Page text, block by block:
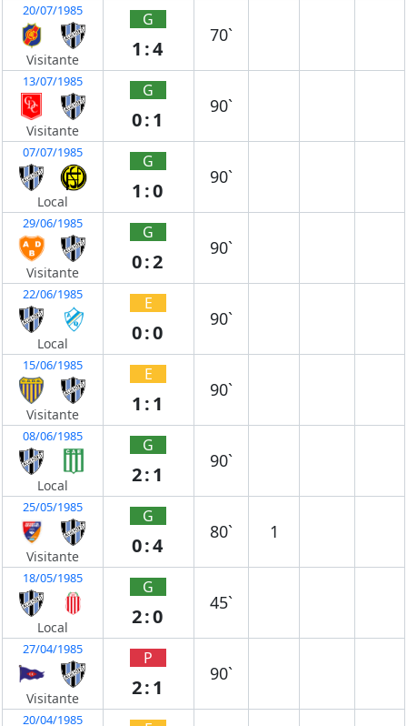
20/07/1985
Visitante
G
1:4
70`
13/07/1985
Visitante
G
0:1
90`
07/07/1985
Local
G
1:0
90`
29/06/1985
Visitante
G
0:2
90`
22/06/1985
Local
E
0:0
90`
15/06/1985
Visitante
E
1:1
90`
08/06/1985
Local
G
2:1
90`
25/05/1985
Visitante
G
0:4
80` 1
18/05/1985
Local
G
2:0
45`
27/04/1985
Visitante
P
2:1
90`
20/04/1985